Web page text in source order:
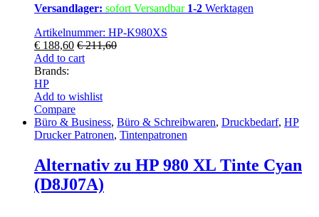
Versandlager: sofort Versandbar 1-2 Werktagen
Artikelnummer: HP-K980XS
€ 188,60 €211,60
Add to cart
Brands:
HP
Add to wishlist
Compare
Büro & Business, Büro & Schreibwaren, Druckbedarf, HP
Drucker Patronen, Tintenpatronen
Alternativ zu HP 980 XL Tinte Cyan
(D8J07A)